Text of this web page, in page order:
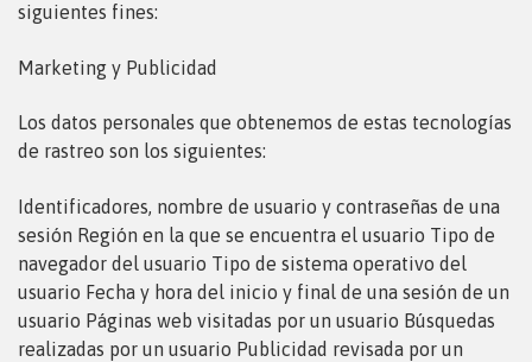
siguientes fines:
Marketing y Publicidad
Los datos personales que obtenemos de estas tecnologías
de rastreo son los siguientes:
Identificadores, nombre de usuario y contraseñas de una
sesión Región en la que se encuentra el usuario Tipo de
navegador del usuario Tipo de sistema operativo del
usuario Fecha y hora del inicio y final de una sesión de un
usuario Páginas web visitadas por un usuario Búsquedas
realizadas por un usuario Publicidad revisada por un